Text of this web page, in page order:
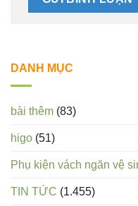
DANH MỤC
bài thêm (83)
higo (51)
Phụ kiện vách ngăn vệ
TIN TỨC (1.455)